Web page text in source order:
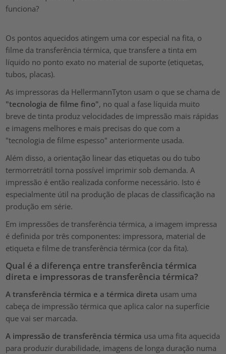
Os pontos aquecidos atingem uma cor especial na fita, o
filme da transferência térmica, que transfere a tinta em
líquido no ponto exato no material de suporte (etiquetas,
tubos, placas).
As impressoras da HellermannTyton usam o que se chama de
"tecnologia de filme fino", no qual a fase líquida muito
breve de tinta produz velocidades de impressão mais rápidas
e imagens melhores e mais precisas do que com a
"tecnologia de filme espesso" anteriormente usada.
Além disso, a orientação linear das etiquetas ou do tubo
termorretrátil torna possível imprimir sob demanda. A
impressão é então realizada conforme necessário. Isto é
especialmente útil na produção de placas de classificação na
produção em série.
Em impressões de transferência térmica, a imagem impressa
é definida por três componentes: impressora, material de
etiqueta e filme de transferência térmica (cor da fita).
Qual é a diferença entre transferência térmica
direta e impressoras de transferência térmica?
A transferência térmica e a térmica direta usam uma
cabeça de impressão térmica que aplica calor na superfície
que vai ser marcada.
A impressão de transferência térmica usa uma fita aquecida
para produzir durabilidade, imagens de longa duração numa